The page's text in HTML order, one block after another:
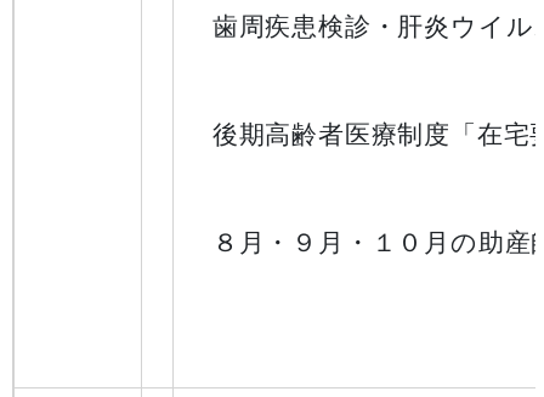
歯周疾患検診・肝炎ウイ
後期高齢者医療制度「在宅
８月・９月・１０月の助産